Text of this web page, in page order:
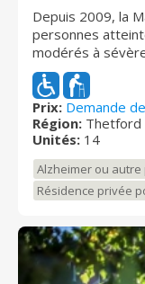
Depuis 2009, la
personnes
modérés à
dans l'approche
cognitifs. Nos
résidents.
Prix: Demande
Région: Thetford
Unités: 14
Alzheimer ou autre
Résidence privée